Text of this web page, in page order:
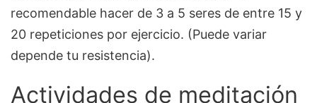
recomendable hacer de 3 a 5 seres de entre 15 y
20 repeticiones por ejercicio. (Puede variar
depende tu resistencia).
Actividades de meditación